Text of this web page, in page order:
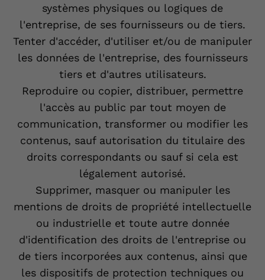
systèmes physiques ou logiques de
l'entreprise, de ses fournisseurs ou de tiers.
Tenter d'accéder, d'utiliser et/ou de manipuler
les données de l'entreprise, des fournisseurs
tiers et d'autres utilisateurs.
Reproduire ou copier, distribuer, permettre
l'accès au public par tout moyen de
communication, transformer ou modifier les
contenus, sauf autorisation du titulaire des
droits correspondants ou sauf si cela est
légalement autorisé.
Supprimer, masquer ou manipuler les
mentions de droits de propriété intellectuelle
ou industrielle et toute autre donnée
d'identification des droits de l'entreprise ou
de tiers incorporées aux contenus, ainsi que
les dispositifs de protection techniques ou